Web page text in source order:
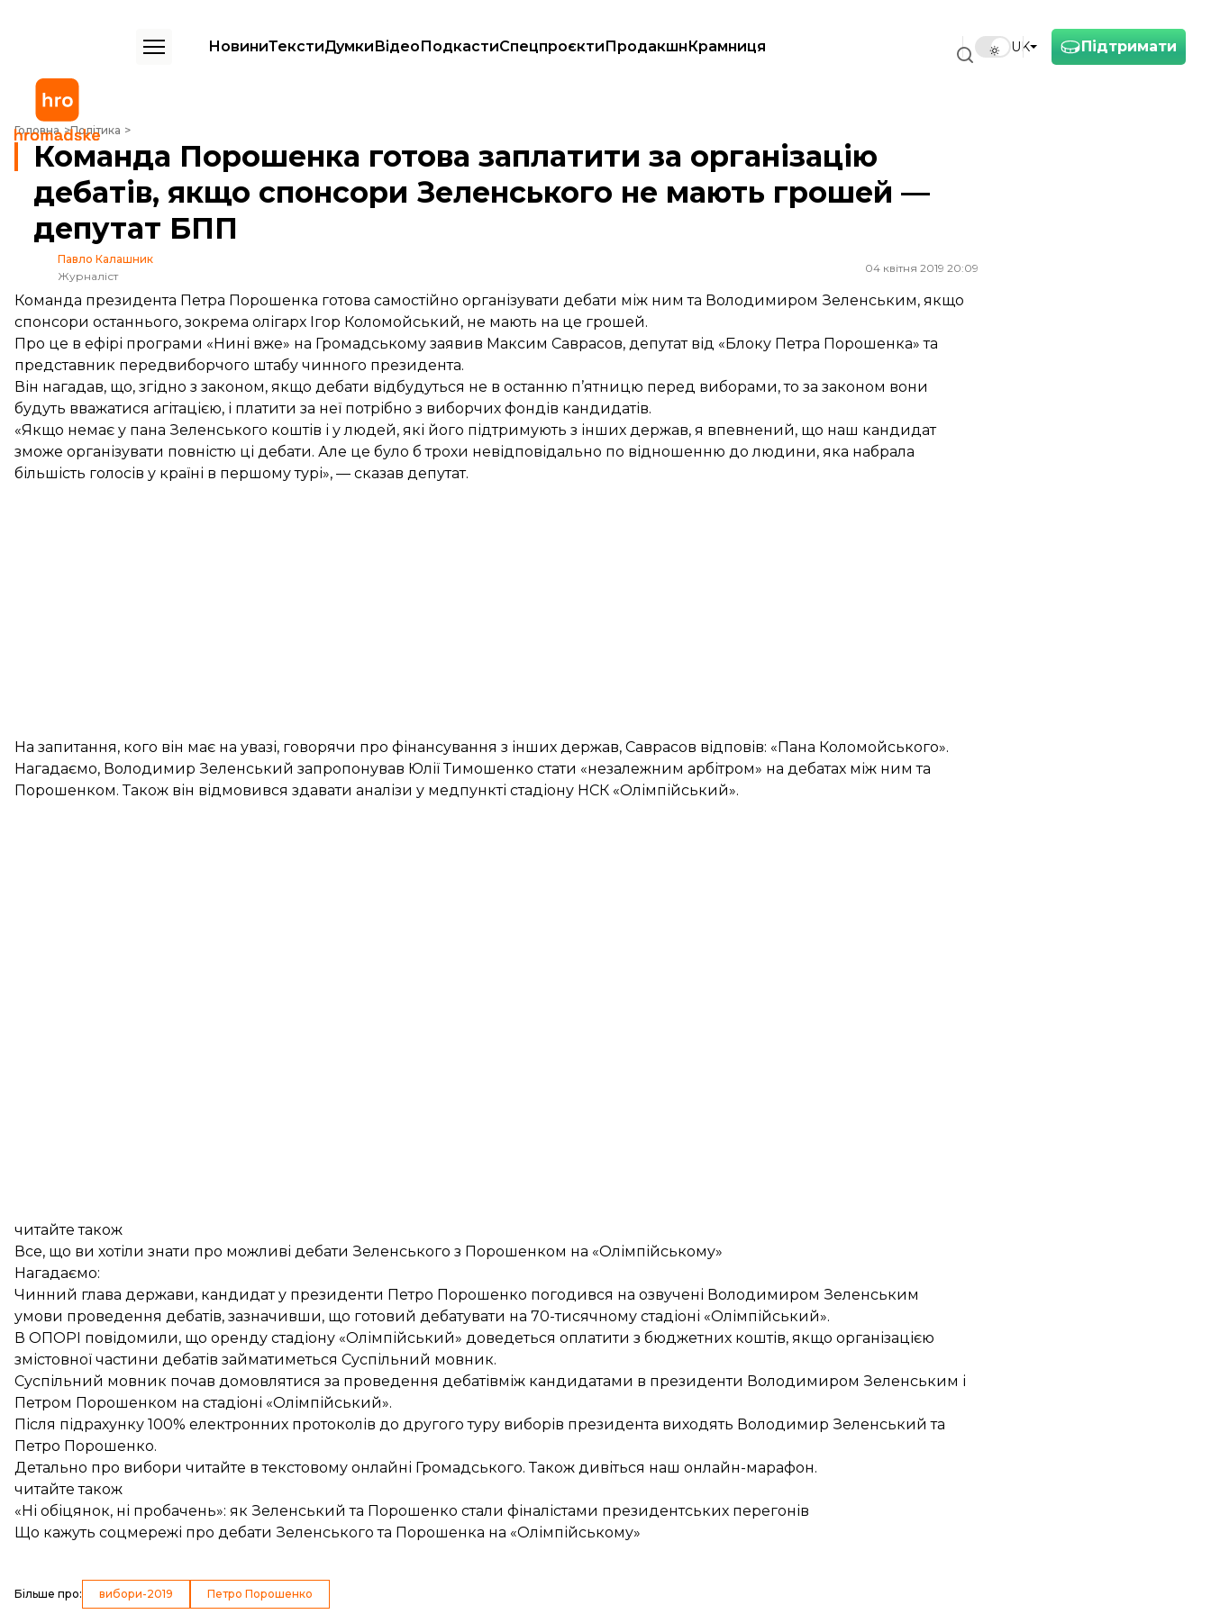
Підтримати
UK
НовиниТекстиДумкиВідеоПодкастиСпецпроєктиПродакшнКрамниця
Головна Політика
Команда Порошенка готова заплатити за організацію дебатів, якщо спонсори Зеленського не мають грошей — депутат БПП
Команда Порошенка готова заплатити за організацію
дебатів, якщо спонсори Зеленського не мають грошей —
депутат БПП
Павло Калашник
Журналіст
04 квітня 2019 20:09
Команда президента Петра Порошенка готова самостійно організувати дебати між ним та Володимиром Зеленським, якщо
спонсори останнього, зокрема олігарх Ігор Коломойський, не мають на це грошей.
Про це в ефірі програми «Нині вже» на Громадському заявив Максим Саврасов, депутат від «Блоку Петра Порошенка» та
представник передвиборчого штабу чинного президента.
Він нагадав, що, згідно з законом, якщо дебати відбудуться не в останню п’ятницю перед виборами, то за законом вони
будуть вважатися агітацією, і платити за неї потрібно з виборчих фондів кандидатів.
«Якщо немає у пана Зеленського коштів і у людей, які його підтримують з інших держав, я впевнений, що наш кандидат
зможе організувати повністю ці дебати. Але це було б трохи невідповідально по відношенню до людини, яка набрала
більшість голосів у країні в першому турі», — сказав депутат.
На запитання, кого він має на увазі, говорячи про фінансування з інших держав, Саврасов відповів: «Пана Коломойського».
Нагадаємо, Володимир Зеленський запропонував Юлії Тимошенко стати «незалежним арбітром» на дебатах між ним та
Порошенком. Також він відмовився здавати аналізи у медпункті стадіону НСК «Олімпійський».
читайте також
Все, що ви хотіли знати про можливі дебати Зеленського з Порошенком на «Олімпійському»
Нагадаємо:
Чинний глава держави, кандидат у президенти Петро Порошенко погодився на озвучені Володимиром Зеленським
умови проведення дебатів, зазначивши, що готовий дебатувати на 70-тисячному стадіоні «Олімпійський».
В ОПОРІ повідомили, що оренду стадіону «Олімпійський» доведеться оплатити з бюджетних коштів, якщо організацією
змістовної частини дебатів займатиметься Суспільний мовник.
Суспільний мовник почав домовлятися за проведення дебатівміж кандидатами в президенти Володимиром Зеленським і
Петром Порошенком на стадіоні «Олімпійський».
Після підрахунку 100% електронних протоколів до другого туру виборів президента виходять Володимир Зеленський та
Петро Порошенко.
Детально про вибори читайте втекстовому онлайні Громадського. Також дивіться наш онлайн-марафон.
читайте також
«Ні обіцянок, ні пробачень»: як Зеленський та Порошенко стали фіналістами президентських перегонів
Що кажуть соцмережі про дебати Зеленського та Порошенка на «Олімпійському»
Більше про: вибори-2019 Петро Порошенко